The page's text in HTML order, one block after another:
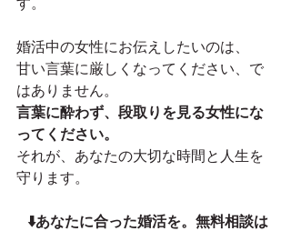
婚活中の女性にお伝えしたいのは、
甘い言葉に厳しくなってください、で
はありません。
言葉に酔わず、段取りを見る女性にな
ってください。
それが、あなたの大切な時間と人生を
守ります。
⬇️あなたに合った婚活を。無料相談は